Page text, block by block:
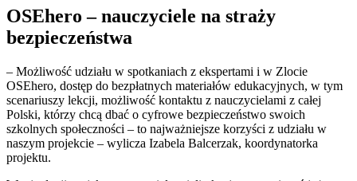
OSEhero – nauczyciele na straży
bezpieczeństwa
– Możliwość udziału w spotkaniach z ekspertami i w Zlocie
OSEhero, dostęp do bezpłatnych materiałów edukacyjnych, w tym
scenariuszy lekcji, możliwość kontaktu z nauczycielami z całej
Polski, którzy chcą dbać o cyfrowe bezpieczeństwo swoich
szkolnych społeczności – to najważniejsze korzyści z udziału w
naszym projekcie – wylicza Izabela Balcerzak, koordynatorka
projektu.